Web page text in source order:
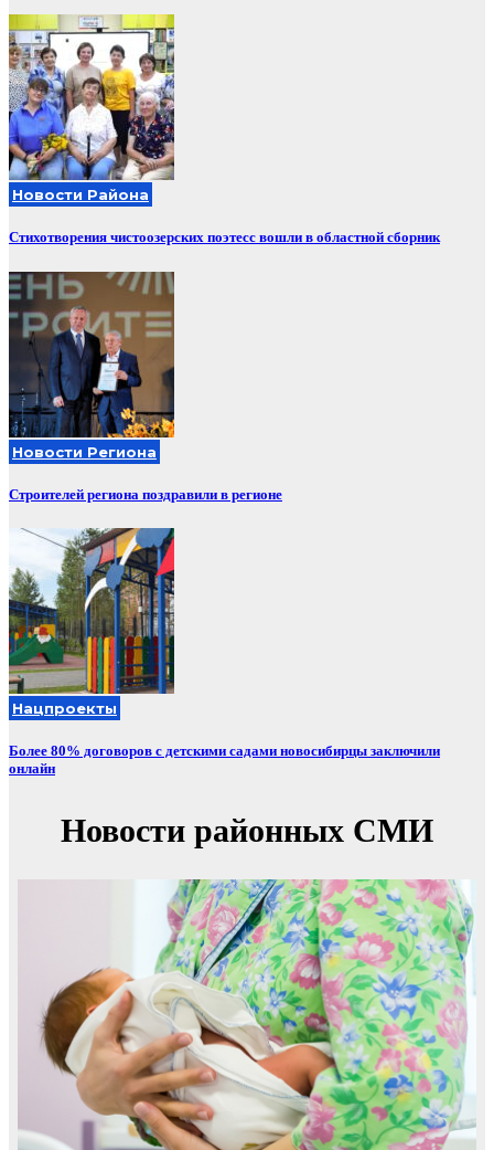
Новости Района
Стихотворения чистоозерских поэтесс вошли в областной сборник
Новости Региона
Строителей региона поздравили в регионе
Нацпроекты
Более 80% договоров с детскими садами новосибирцы заключили
онлайн